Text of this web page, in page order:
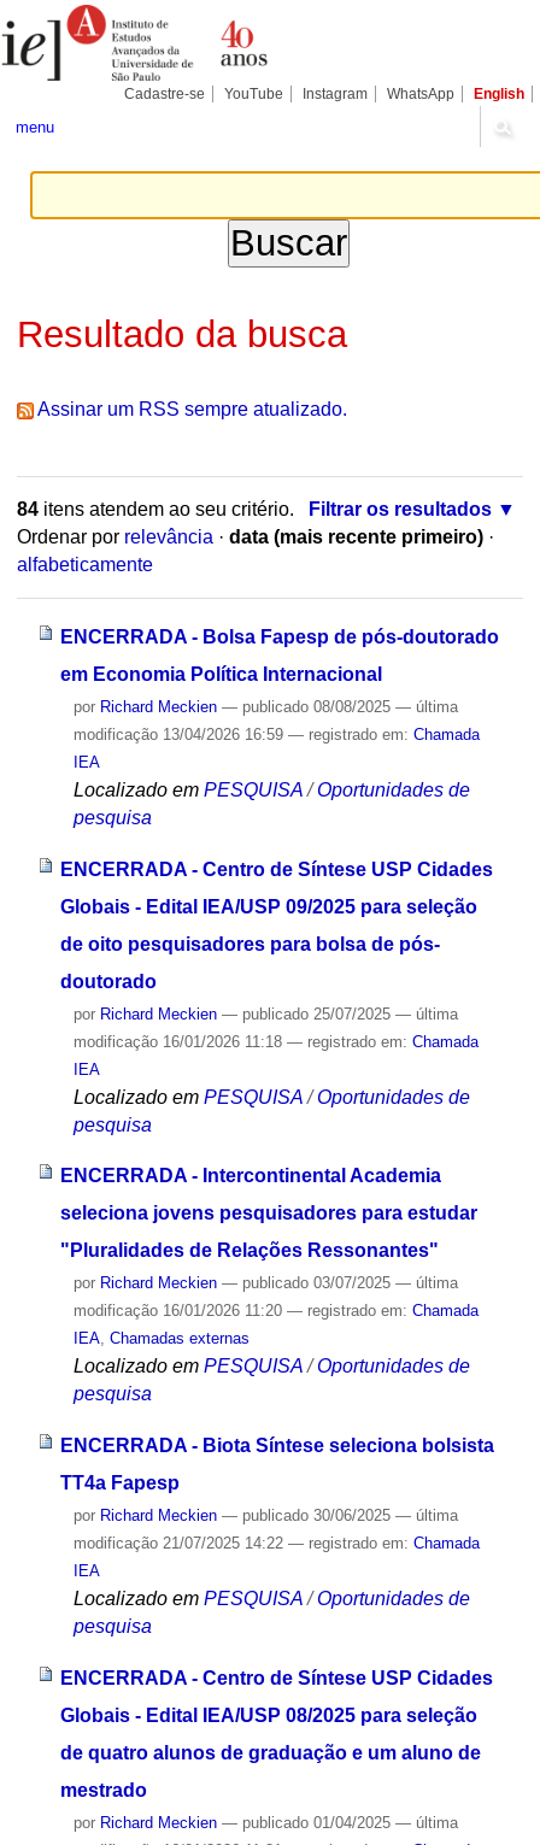
para
conteúdo.
Pessoais
Cadastre-se YouTube Instagram WhatsApp English
menu
Resultado da busca
Assinar um RSS sempre atualizado.
84itens atendem ao seu critério.
Filtrar os resultados
Ordenar por relevância · data (mais recente primeiro) ·
alfabeticamente
ENCERRADA - Bolsa Fapesp de pós-doutorado
em Economia Política Internacional
por Richard Meckien — publicado08/08/2025 — última
modificação13/04/2026 16:59 — registrado em: Chamada
IEA
Localizado em PESQUISA /Oportunidades de
pesquisa
ENCERRADA - Centro de Síntese USP Cidades
Globais - Edital IEA/USP 09/2025 para seleção
de oito pesquisadores para bolsa de pós-
doutorado
por Richard Meckien — publicado25/07/2025 — última
modificação16/01/2026 11:18 — registrado em: Chamada
IEA
Localizado em PESQUISA /Oportunidades de
pesquisa
ENCERRADA - Intercontinental Academia
seleciona jovens pesquisadores para estudar
"Pluralidades de Relações Ressonantes"
por Richard Meckien — publicado03/07/2025 — última
modificação16/01/2026 11:20 — registrado em: Chamada
IEA, Chamadas externas
Localizado em PESQUISA /Oportunidades de
pesquisa
ENCERRADA - Biota Síntese seleciona bolsista
TT4a Fapesp
por Richard Meckien — publicado30/06/2025 — última
modificação21/07/2025 14:22 — registrado em: Chamada
IEA
Localizado em PESQUISA /Oportunidades de
pesquisa
ENCERRADA - Centro de Síntese USP Cidades
Globais - Edital IEA/USP 08/2025 para seleção
de quatro alunos de graduação e um aluno de
mestrado
por Richard Meckien — publicado01/04/2025 — última